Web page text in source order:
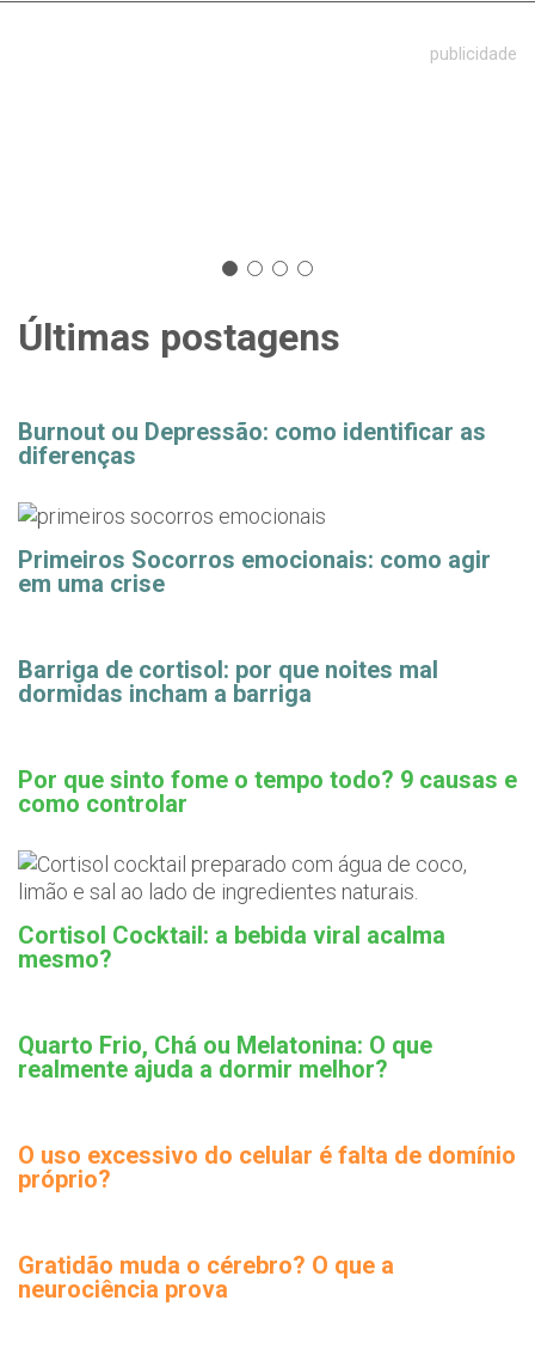
publicidade
Últimas postagens
Burnout ou Depressão: como identificar as
diferenças
Primeiros Socorros emocionais: como agir
em uma crise
Barriga de cortisol: por que noites mal
dormidas incham a barriga
Por que sinto fome o tempo todo? 9 causas e
como controlar
Cortisol Cocktail: a bebida viral acalma
mesmo?
Quarto Frio, Chá ou Melatonina: O que
realmente ajuda a dormir melhor?
O uso excessivo do celular é falta de domínio
próprio?
Gratidão muda o cérebro? O que a
neurociência prova